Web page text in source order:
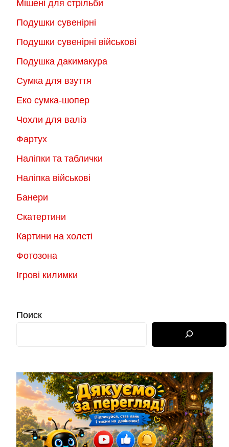
Мішені для стрільби
Подушки сувенірні
Подушки сувенірні військові
Подушка дакимакура
Сумка для взуття
Еко сумка-шопер
Чохли для валіз
Фартух
Наліпки та таблички
Наліпка військові
Банери
Скатертини
Картини на холсті
Фотозона
Ігрові килимки
Поиск